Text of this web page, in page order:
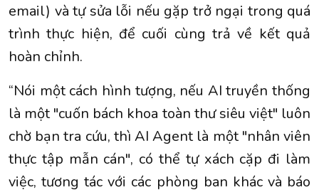
email) và tự sửa lỗi nếu gặp trở ngại trong quá
trình thực hiện, để cuối cùng trả về kết quả
hoàn chỉnh.
“Nói một cách hình tượng, nếu AI truyền thống
là một "cuốn bách khoa toàn thư siêu việt" luôn
chờ bạn tra cứu, thì AI Agent là một "nhân viên
thực tập mẫn cán", có thể tự xách cặp đi làm
việc, tương tác với các phòng ban khác và báo